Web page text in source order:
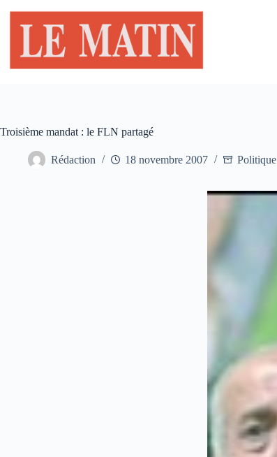
contenu
Troisième mandat : le FLN partagé
Rédaction 18 novembre 2007 Politique